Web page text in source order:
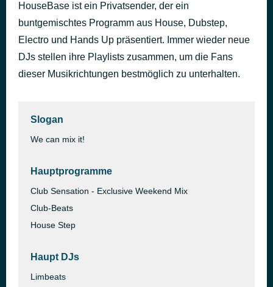
HouseBase ist ein Privatsender, der ein
buntgemischtes Programm aus House, Dubstep,
Electro und Hands Up präsentiert. Immer wieder neue
DJs stellen ihre Playlists zusammen, um die Fans
dieser Musikrichtungen bestmöglich zu unterhalten.
Slogan
We can mix it!
Hauptprogramme
Club Sensation - Exclusive Weekend Mix
Club-Beats
House Step
Haupt DJs
Limbeats